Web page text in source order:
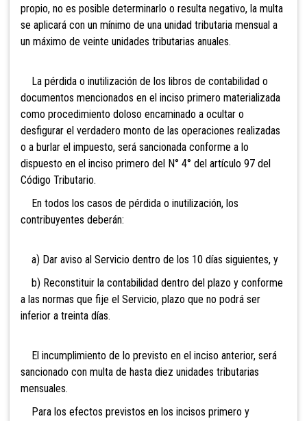
propio, no es posible determinarlo o resulta negativo, la multa
se aplicará con un mínimo de una unidad tributaria mensual a
un máximo de veinte unidades tributarias anuales.
La pérdida o inutilización de los libros de contabilidad o
documentos mencionados en el inciso primero materializada
como procedimiento doloso encaminado a ocultar o
desfigurar el verdadero monto de las operaciones realizadas
o a burlar el impuesto, será sancionada conforme a lo
dispuesto en el inciso primero del N° 4° del artículo 97 del
Código Tributario.
En todos los casos de pérdida o inutilización, los
contribuyentes deberán:
a) Dar aviso al Servicio dentro de los 10 días siguientes, y
b) Reconstituir la contabilidad dentro del plazo y conforme
a las normas que fije el Servicio, plazo que no podrá ser
inferior a treinta días.
El incumplimiento de lo previsto en el inciso anterior, será
sancionado con multa de hasta diez unidades tributarias
mensuales.
Para los efectos previstos en los incisos primero y